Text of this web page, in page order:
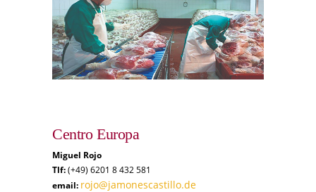
Centro Europa
Miguel Rojo
Tlf:(+49) 6201 8 432 581
email: rojo@jamonescastillo.de